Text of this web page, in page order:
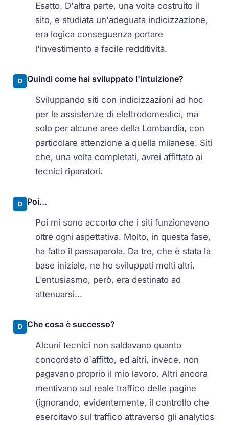
Esatto. D'altra parte, una volta costruito il
sito, e studiata un'adeguata indicizzazione,
era logica conseguenza portare
l'investimento a facile redditività.
D Quindi come hai sviluppato l'intuizione?
Sviluppando siti con indicizzazioni ad hoc
per le assistenze di elettrodomestici, ma
solo per alcune aree della Lombardia, con
particolare attenzione a quella milanese. Siti
che, una volta completati, avrei affittato ai
tecnici riparatori.
D Poi...
Poi mi sono accorto che i siti funzionavano
oltre ogni aspettativa. Molto, in questa fase,
ha fatto il passaparola. Da tre, che è stata la
base iniziale, ne ho sviluppati molti altri.
L'entusiasmo, però, era destinato ad
attenuarsi...
D Che cosa è successo?
Alcuni tecnici non saldavano quanto
concordato d'affitto, ed altri, invece, non
pagavano proprio il mio lavoro. Altri ancora
mentivano sul reale traffico delle pagine
(ignorando, evidentemente, il controllo che
esercitavo sul traffico attraverso gli analytics